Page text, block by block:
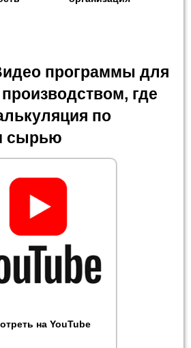
программы для
где
по
сырью
на YouTube